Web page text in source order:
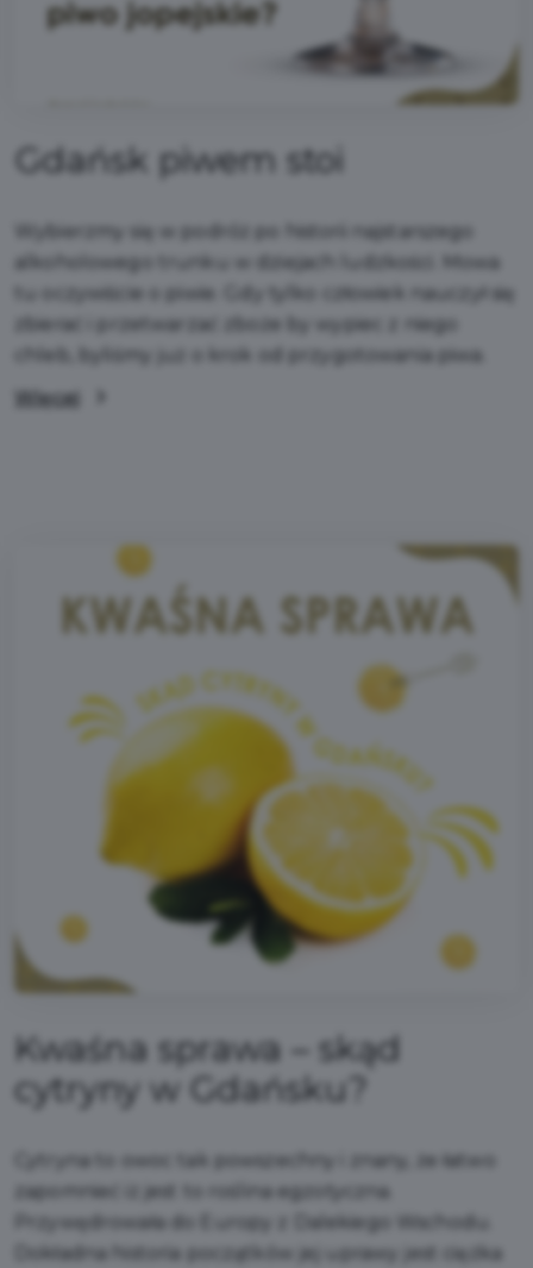
Gdańsk piwem stoi
Wybierzmy się w podróż po historii najstarszego
alkoholowego trunku w dziejach ludzkości. Mowa
tu oczywiście o piwie. Gdy tylko człowiek nauczył się
zbierać i przetwarzać zboże by wypiec z niego
chleb, byliśmy już o krok od przygotowania piwa.
Więcej
Kwaśna sprawa – skąd
cytryny w Gdańsku?
Cytryna to owoc tak powszechny i znany, że łatwo
zapomnieć iż jest to roślina egzotyczna.
Przywędrowała do Europy z Dalekiego Wschodu.
Dokładna historia początków jej uprawy jest ciężka